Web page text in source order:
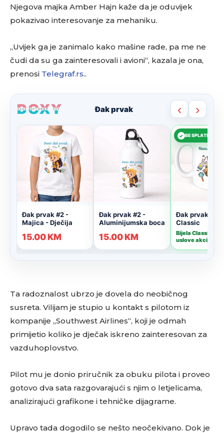
Njegova majka Amber Hajn kaže da je oduvijek
pokazivao interesovanje za mehaniku.
„Uvijek ga je zanimalo kako mašine rade, pa me ne
čudi da su ga zainteresovali i avioni“, kazala je ona,
prenosi Telegraf.rs..
Ta radoznalost ubrzo je dovela do neobičnog
susreta. Vilijam je stupio u kontakt s pilotom iz
kompanije „Southwest Airlines“, koji je odmah
primijetio koliko je dječak iskreno zainteresovan za
vazduhoplovstvo.
Pilot mu je donio priručnik za obuku pilota i proveo
gotovo dva sata razgovarajući s njim o letjelicama,
analizirajući grafikone i tehničke dijagrame.
Upravo tada dogodilo se nešto neočekivano. Dok je